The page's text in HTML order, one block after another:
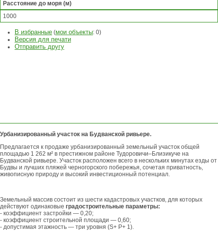
Расстояние до моря (м)
1000
В избранные (мои объекты: 0)
Версия для печати
Отправить другу
Урбанизированный участок на Будванской ривьере.
Предлагается к продаже урбанизированный земельный участок общей
площадью 1 262 м² в престижном районе Тудоровичи–Близикуче на
Будванской ривьере. Участок расположен всего в нескольких минутах езды от
Будвы и лучших пляжей черногорского побережья, сочетая приватность,
живописную природу и высокий инвестиционный потенциал.
Земельный массив состоит из шести кадастровых участков, для которых
действуют одинаковые градостроительные параметры:
- коэффициент застройки — 0,20;
- коэффициент строительной площади — 0,60;
- допустимая этажность — три уровня (S+ P+ 1).